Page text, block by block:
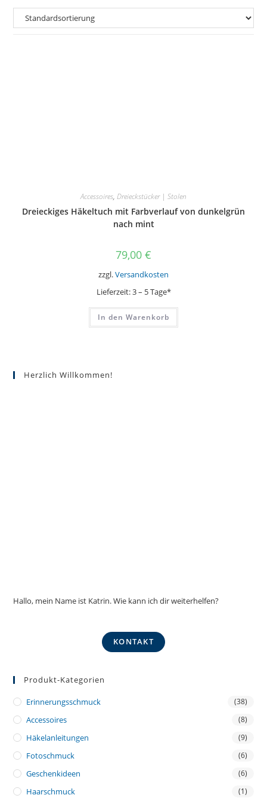
Accessoires, Dreieckstücker | Stolen
Dreieckiges Häkeltuch mit Farbverlauf von dunkelgrün
nach mint
79,00 €
zzgl.Versandkosten
Lieferzeit:3 – 5 Tage*
In den Warenkorb
Herzlich Willkommen!
Hallo, mein Name ist Katrin. Wie kann ich dir weiterhelfen?
KONTAKT
Produkt-Kategorien
Erinnerungsschmuck (38)
Accessoires (8)
Häkelanleitungen (9)
Fotoschmuck (6)
Geschenkideen (6)
Haarschmuck (1)